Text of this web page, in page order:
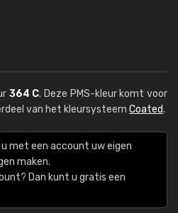
364 C. Deze PMS-kleur komt voor
van het kleursysteem Coated.
met een account uw eigen
maken.
Dan kunt u gratis een